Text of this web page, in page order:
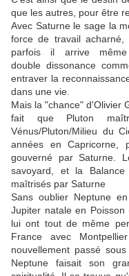
que les autres, pour être
Avec Saturne le sage la
force de travail
parfois il arrive
double dissonance
entraver la
dans une vie.
Mais la "chance" d'Olivier
fait que Pluton
Vénus/Pluton/Milieu du
années en Capricorne,
gouverné par Saturne.
savoyard, et la
maîtrisés par Saturne
Sans oublier Neptune
Jupiter natale en
lui ont tout de même
France avec
nouvellement passé
Neptune faisait son